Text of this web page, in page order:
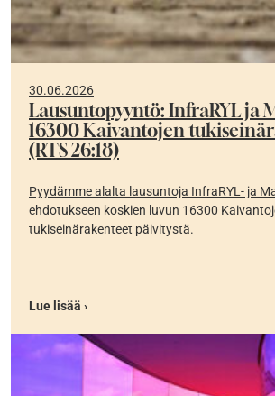
30.06.2026
Lausuntopyyntö: InfraRYL ja
16300 Kaivantojen
(RTS 26:18)
Pyydämme alalta lausuntoja InfraRYL- ja
ehdotukseen koskien luvun 16300
tukiseinärakenteet päivitystä.
Lue lisää ›